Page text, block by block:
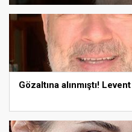
Gözaltına alınmıştı!